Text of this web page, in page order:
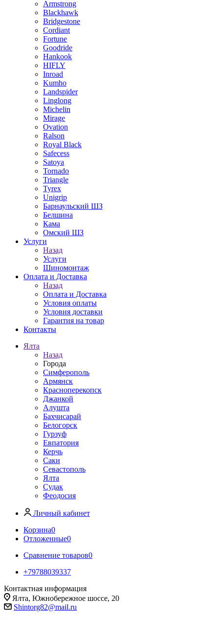
Armstrong
Blackhawk
Bridgestone
Cordiant
Fortune
Goodride
Hankook
HIFLY
Inroad
Kumho
Landspider
Linglong
Michelin
Mirage
Ovation
Ralson
Royal Black
Safecess
Satoya
Tornado
Triangle
Tyrex
Unigrip
Барнаульский ШЗ
Белшина
Кама
Омский ШЗ
Услуги
Назад
Услуги
Шиномонтаж
Оплата и Доставка
Назад
Оплата и Доставка
Условия оплаты
Условия доставки
Гарантия на товар
Контакты
Ялта
Назад
Города
Симферополь
Армянск
Красноперекопск
Джанкой
Алушта
Бахчисарай
Белогорск
Гурзуф
Евпатория
Керчь
Саки
Севастополь
Ялта
Судак
Феодосия
Личный кабинет
Корзина0
Отложенные0
Сравнение товаров0
+79788039337
Контактная информация
Ялта, Южнобережное шоссе, 20
Shintorg82@mail.ru